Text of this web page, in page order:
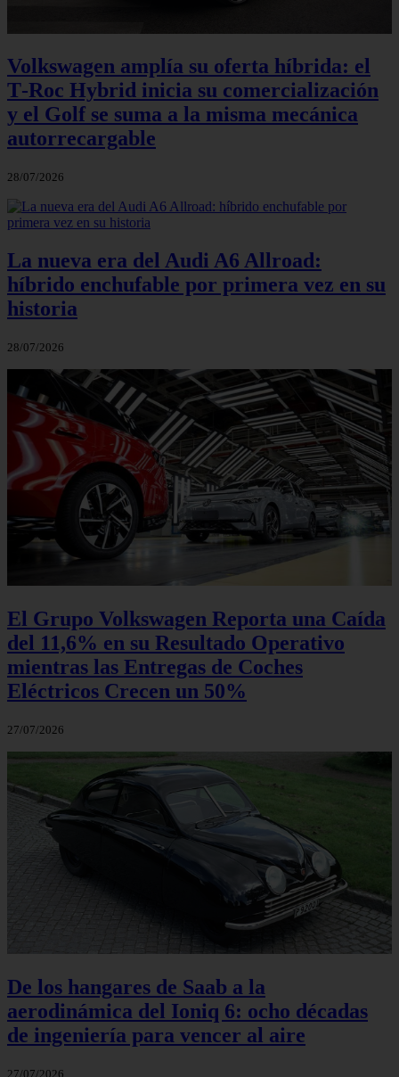
Volkswagen amplía su oferta híbrida: el
T‑Roc Hybrid inicia su comercialización
y el Golf se suma a la misma mecánica
autorrecargable
28/07/2026
La nueva era del Audi A6 Allroad:
híbrido enchufable por primera vez en su
historia
28/07/2026
El Grupo Volkswagen Reporta una Caída
del 11,6% en su Resultado Operativo
mientras las Entregas de Coches
Eléctricos Crecen un 50%
27/07/2026
De los hangares de Saab a la
aerodinámica del Ioniq 6: ocho décadas
de ingeniería para vencer al aire
27/07/2026